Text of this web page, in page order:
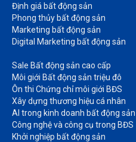
Định giá bất động sản​
Phong thủy bất động sản​
Marketing bất động sản​
Digital Marketing bất động sản​
Sale Bất động sản cao cấp​
Môi giới Bất động sản triệu đô​
Ôn thi Chứng chỉ môi giới BĐS​
Xây dựng thương hiệu cá nhân​
AI trong kinh doanh bất động sản​
Công nghệ và công cụ trong BĐS​
Khởi nghiệp bất động sản​